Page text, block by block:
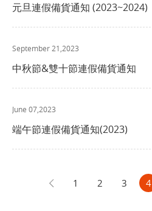
元旦連假備貨通知 (2023~2024)
September 21,2023
中秋節&雙十節連假備貨通知
June 07,2023
端午節連假備貨通知(2023)
1 2 3 4